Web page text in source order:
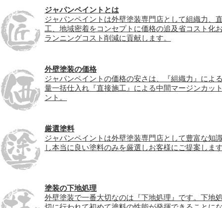
ジャパンペイントとは
ジャパンペイントは外壁塗装専門店として組織力、
工、地域密着をコンセプトに価格の追及省コスト化
ランニングコスト削減に貢献します。
外壁塗装の価格
ジャパンペイントの価格の安さは、『組織力』によ
量一括仕入れ『直接施工』による中間マージンカッ
ント。
厳選塗料
ジャパンペイントは外壁塗装専門店として豊富な知
し本当に良い塗料のみを厳選しお客様にご提案しま
塗装の下地処理
外壁塗装で一番大切なのは『下地処理』です。下地